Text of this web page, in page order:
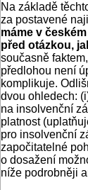
Na základě
za postavené
máme v
před otázkou,
současně
předlohou není
komplikuje.
dvou ohledech:
na insolvenční
platnost
pro insolvenční
započitatelné
o dosažení
níže podrobněji